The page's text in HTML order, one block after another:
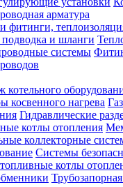
арматура
фитинги,
подводка и шланги
системы
котельного
косвенного нагрева
Гидравлические
котлы отопления
коллекторные
Системы
котлы